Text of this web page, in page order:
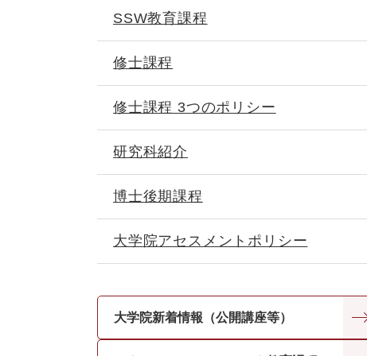
SSW教育課程
修士課程
修士課程 3つのポリシー
研究科紹介
博士後期課程
大学院アセスメントポリシー
大学院新着情報（公開講座等）